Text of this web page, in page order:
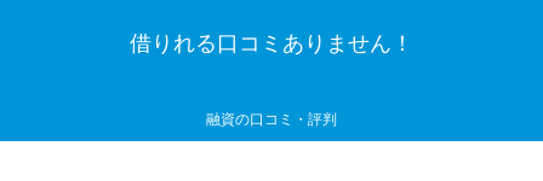
借りれる口コミありません！
融資の口コミ・評判